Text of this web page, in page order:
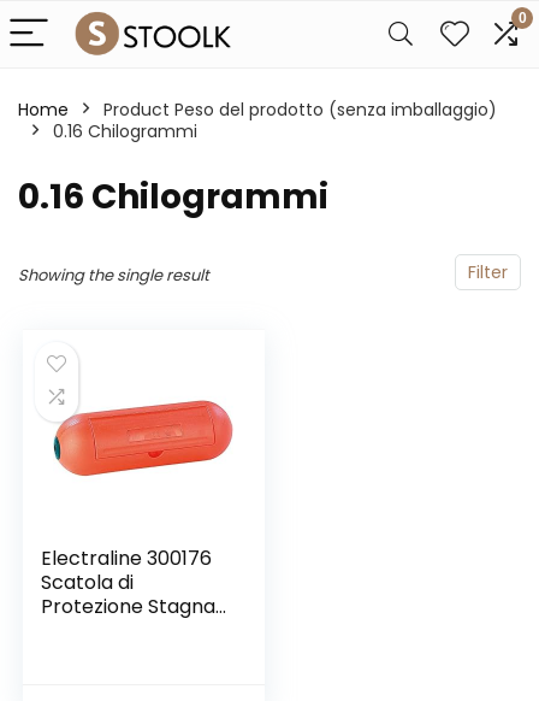
0
Home
Product Peso del prodotto (senza imballaggio)
‎0.16 Chilogrammi
‎0.16 Chilogrammi
Filter
Showing the single result
Electraline 300176
Scatola di
Protezione Stagna